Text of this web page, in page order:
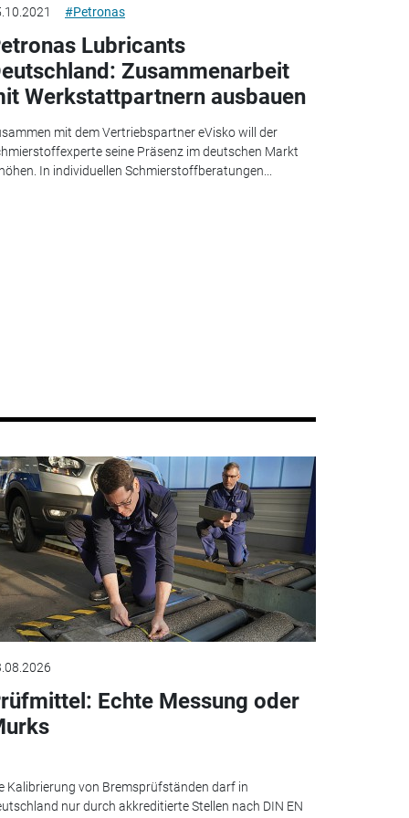
#Petronas
Lubricants
Zusammenarbeit
Werkstattpartnern ausbauen
mit dem Vertriebspartner eVisko will der
seine Präsenz im deutschen Markt
In individuellen Schmierstoffberatungen...
Echte Messung oder
Kalibrierung von Bremsprüfständen darf in
nur durch akkreditierte Stellen nach DIN EN